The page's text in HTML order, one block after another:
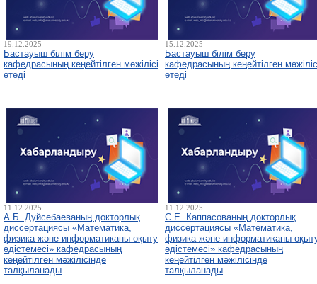
19.12.2025
Бастауыш білім беру
кафедрасының кеңейтілген мәжілісі
өтеді
15.12.2025
Бастауыш білім беру
кафедрасының кеңейтілген
өтеді
11.12.2025
А.Б. Дуйсебаеваның докторлық
диссертациясы «Математика,
физика және информатиканы оқыту
әдістемесі» кафедрасының
кеңейтілген мәжілісінде
талқыланады
11.12.2025
С.Е. Каппасованың докторлық
диссертациясы «Математика,
физика және информатиканы
әдістемесі» кафедрасының
кеңейтілген мәжілісінде
талқыланады